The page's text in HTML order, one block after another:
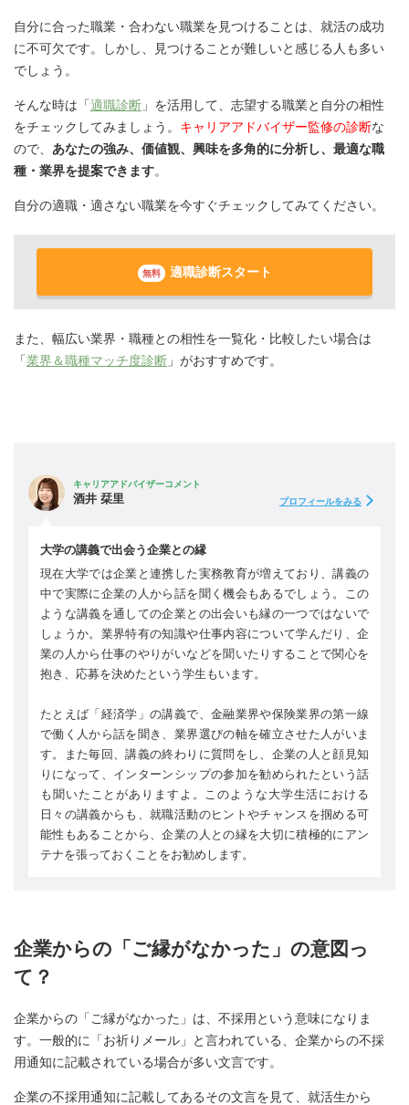
自分に合った職業・合わない職業を見つけることは、就活の成功
に不可欠です。しかし、見つけることが難しいと感じる人も多い
でしょう。
そんな時は「適職診断 」を活用して、志望する職業と自分の相性
をチェックしてみましょう。 キャリアアドバイザー監修の診断な
ので、 あなたの強み、価値観、興味を多角的に分析し、最適な職
種・業界を提案できます。
自分の適職・適さない職業を今すぐチェックしてみてください。
無料 適職診断スタート
また、幅広い業界・職種との相性を一覧化・比較したい場合は
「業界＆職種マッチ度診断 」がおすすめです。
キャリアアドバイザーコメント
酒井 栞里 プロフィールをみる
大学の講義で出会う企業との縁
現在大学では企業と連携した実務教育が増えており、講義の
中で実際に企業の人から話を聞く機会もあるでしょう。この
ような講義を通しての企業との出会いも縁の一つではないで
しょうか。業界特有の知識や仕事内容について学んだり、企
業の人から仕事のやりがいなどを聞いたりすることで関心を
抱き、応募を決めたという学生もいます。
たとえば「経済学」の講義で、金融業界や保険業界の第一線
で働く人から話を聞き、業界選びの軸を確立させた人がいま
す。また毎回、講義の終わりに質問をし、企業の人と顔見知
りになって、インターンシップの参加を勧められたという話
も聞いたことがありますよ。このような大学生活における
日々の講義からも、就職活動のヒントやチャンスを掴める可
能性もあることから、企業の人との縁を大切に積極的にアン
テナを張っておくことをお勧めします。
企業からの「ご縁がなかった」の意図っ
て？
企業からの「ご縁がなかった」は、不採用という意味になりま
す。一般的に「お祈りメール」と言われている、企業からの不採
用通知に記載されている場合が多い文言です。
企業の不採用通知に記載してあるその文言を見て、就活生から